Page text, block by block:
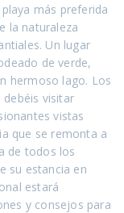
más preferida
la naturaleza
Un lugar
de verde,
hermoso lago. Los
visitar
vistas
que se remonta a
de todos los
su estancia en
estará
y consejos para